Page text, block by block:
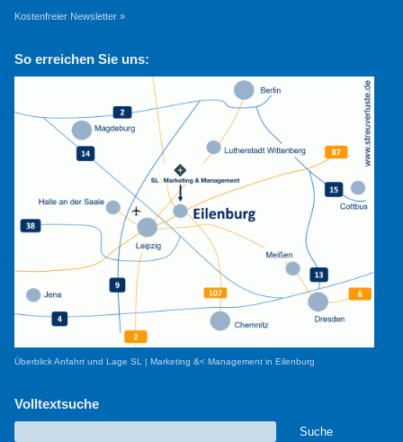
Kostenfreier Newsletter »
So erreichen Sie uns:
Überblick Anfahrt und Lage SL | Marketing &< Management in Eilenburg
Volltextsuche